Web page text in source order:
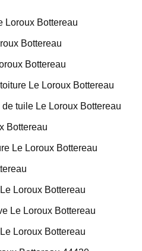
Loroux Bottereau
Bottereau
Bottereau
Le Loroux Bottereau
tuile Le Loroux Bottereau
Bottereau
Le Loroux Bottereau
Loroux Bottereau
Le Loroux Bottereau
Loroux Bottereau